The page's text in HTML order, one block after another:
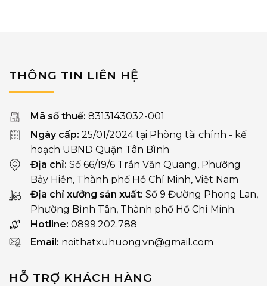
THÔNG TIN LIÊN HỆ
Mã số thuế: 8313143032-001
Ngày cấp: 25/01/2024 tại Phòng tài chính - kế
hoạch UBND Quận Tân Bình
Địa chỉ: Số 66/19/6 Trần Văn Quang, Phường
Bảy Hiền, Thành phố Hồ Chí Minh, Việt Nam
Địa chỉ xưởng sản xuất: Số 9 Đường Phong Lan,
Phường Bình Tân, Thành phố Hồ Chí Minh.
Hotline: 0899.202.788
Email: noithatxuhuong.vn@gmail.com
HỖ TRỢ KHÁCH HÀNG